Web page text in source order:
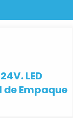
LED
de Empaque